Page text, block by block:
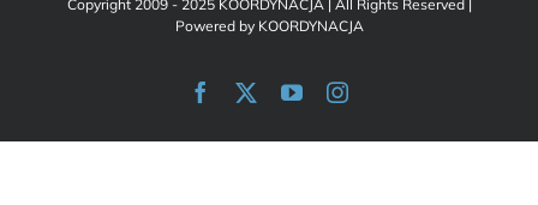
Copyright 2009 - 2025 KOORDYNACJA | All Rights Reserved |
Powered by KOORDYNACJA
Facebook YouTubeInstagram